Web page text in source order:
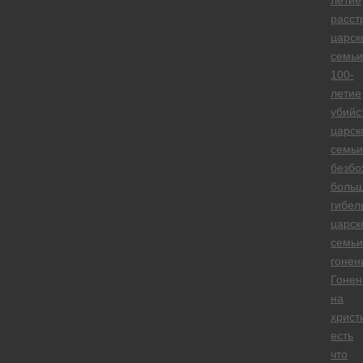
семьи
100-
летие
семьи
семьи
на
есть
что